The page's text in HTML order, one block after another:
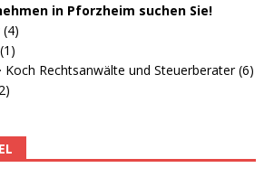
in Pforzheim suchen Sie!
Koch Rechtsanwälte und Steuerberater (6)